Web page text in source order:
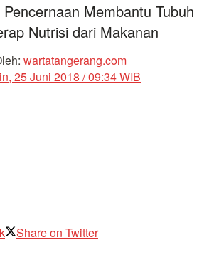
Membantu Tubuh
Nutrisi dari Makanan
wartatangerang.com
25 Juni 2018 / 09:34 WIB
Share on Twitter